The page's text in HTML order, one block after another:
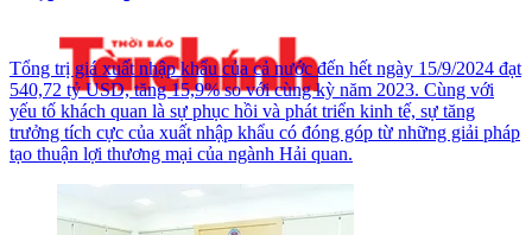
Tổng trị giá xuất nhập khẩu của cả nước đến hết ngày 15/9/2024 đạt
540,72 tỷ USD, tăng 15,9% so với cùng kỳ năm 2023. Cùng với
yếu tố khách quan là sự phục hồi và phát triển kinh tế, sự tăng
trưởng tích cực của xuất nhập khẩu có đóng góp từ những giải pháp
tạo thuận lợi thương mại của ngành Hải quan.